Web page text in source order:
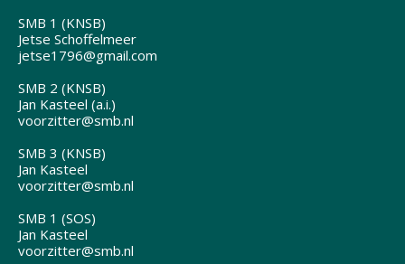
SMB 1 (KNSB)
Jetse Schoffelmeer
jetse1796@gmail.com
SMB 2 (KNSB)
Jan Kasteel (a.i.)
voorzitter@smb.nl
SMB 3 (KNSB)
Jan Kasteel
voorzitter@smb.nl
SMB 1 (SOS)
Jan Kasteel
voorzitter@smb.nl